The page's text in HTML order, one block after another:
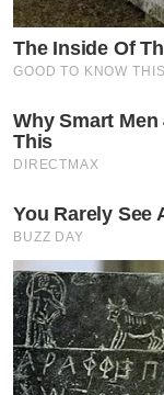
The Inside Of
GOOD TO KNOW THIS
Why Smart
This
DIRECTMAX
You Rarely See
BUZZ DAY